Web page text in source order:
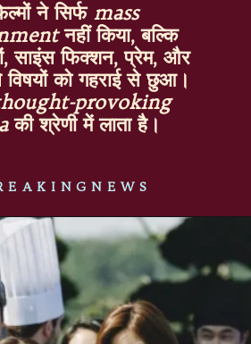
ने सिर्फ mass
नहीं किया, बल्कि
साइंस फिक्शन, प्रेम, और
विषयों को गहराई से छुआ।
provoking
की श्रेणी में लाता है।